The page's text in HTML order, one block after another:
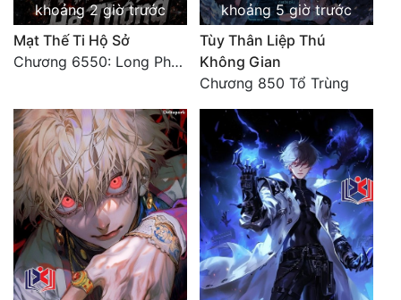
khoảng 2 giờ trước
Mạt Thế Ti Hộ Sở
Chương 6550: Long Phượng Thần Trận
khoảng 5 giờ trước
Tùy Thân Liệp Thú
Không Gian
Chương 850 Tổ Trùng